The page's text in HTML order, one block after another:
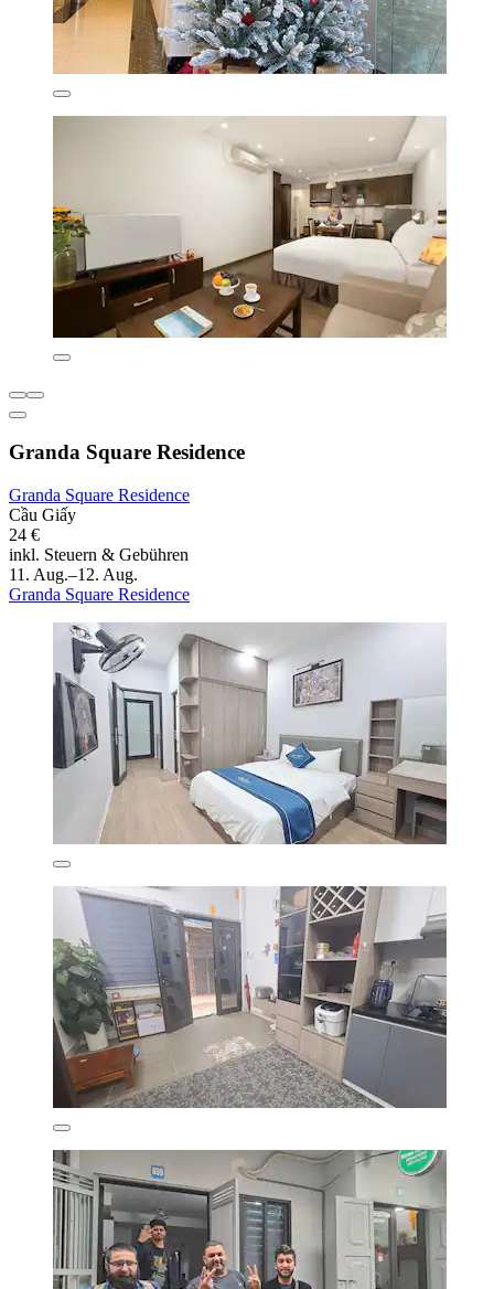
Granda Square Residence
Granda Square Residence
Cầu Giấy
24 €
inkl. Steuern & Gebühren
11. Aug.–12. Aug.
Granda Square Residence